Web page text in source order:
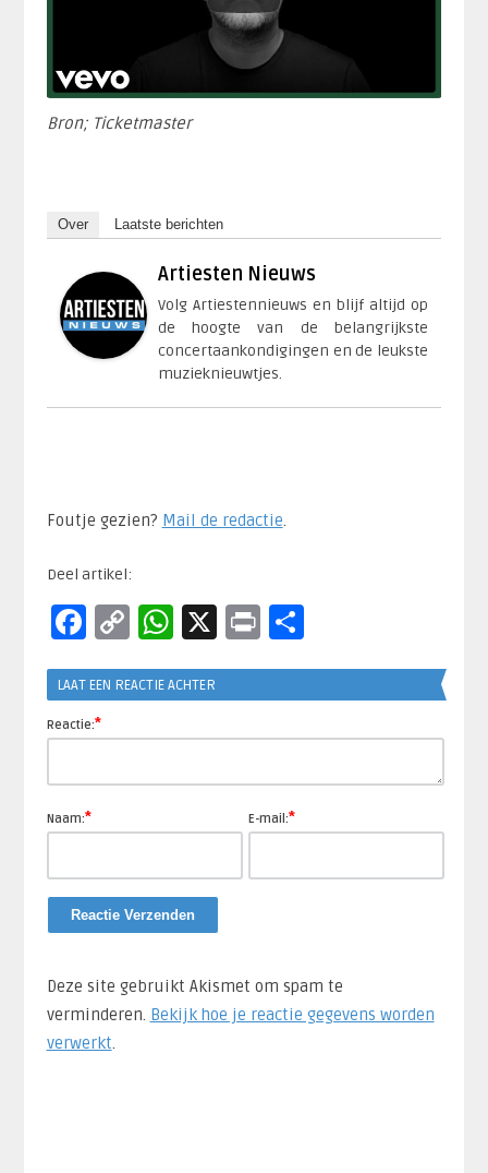
Bron; Ticketmaster
Over Laatste berichten
Artiesten Nieuws
Volg Artiestennieuws en blijf altijd op
de hoogte van de belangrijkste
concertaankondigingen en de leukste
muzieknieuwtjes.
Foutje gezien? Mail de redactie.​
Deel artikel:
Facebook
CopyWhatsApp
X PrintDelen
LAAT EEN REACTIE ACHTER
Reactie:*
Naam:* E-mail:*
Deze site gebruikt Akismet om spam te
verminderen. Bekijk hoe je reactie gegevens worden
verwerkt.